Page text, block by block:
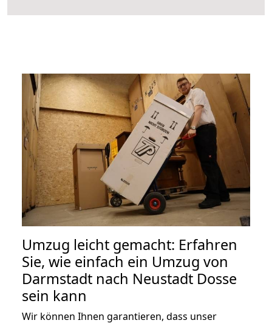
Umzug leicht gemacht: Erfahren
Sie, wie einfach ein Umzug von
Darmstadt nach Neustadt Dosse
sein kann
Wir können Ihnen garantieren, dass unser